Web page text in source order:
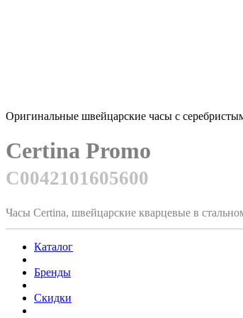
Оригинальные швейцарские часы с
Certina Promo
C0042101605600
Часы Certina, швейцарские кварцевые в
Каталог
Бренды
Скидки